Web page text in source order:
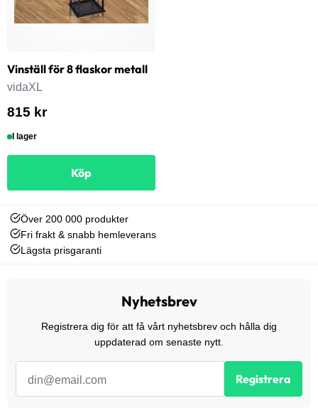
Vinställ för 8 flaskor metall
vidaXL
815 kr
I lager
Köp
Över 200 000 produkter
Fri frakt & snabb hemleverans
Lägsta prisgaranti
Nyhetsbrev
Registrera dig för att få vårt nyhetsbrev och hålla dig
uppdaterad om senaste nytt.
Registrera